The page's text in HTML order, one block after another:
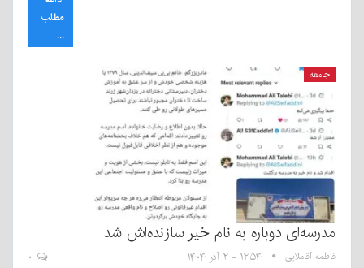
مطلب
...
جامعه
مدرسه‌ای دوباره به نام خیر سازنده‌اش شد
فاطمه آقاملایی ۱۲:۵۴ - ۲ آذر ۱۴۰۴